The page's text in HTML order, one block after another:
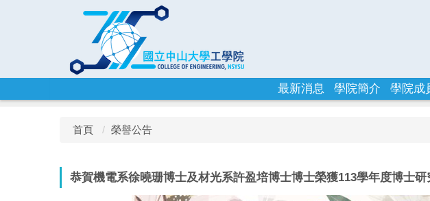
區
學院成
學院簡介
最新消息
首頁 榮譽公告
恭賀機電系徐曉珊博士及材光系許盈培博士博士榮獲113學年度博士